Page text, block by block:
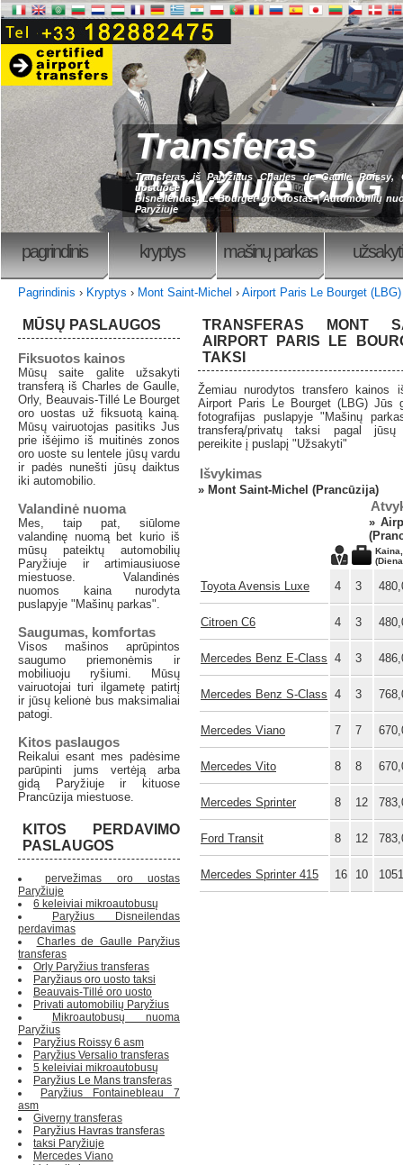
Transferas
Paryžiuje CDG
Transferas iš Paryžiaus Charles de Gaulle Roissy,
uostuose
Disneilendas, Le Bourget oro uostas | Automobilių
Paryžiuje
pagrindinis kryptys mašinų parkas užsakyti
Pagrindinis › Kryptys › Mont Saint-Michel › Airport Paris Le Bourget (LBG)
TRANSFERAS MONT
AIRPORT PARIS LE
TAKSI
Žemiau nurodytos transfero kainos
Airport Paris Le Bourget (LBG) Jūs
fotografijas puslapyje "Mašinų
transferą/privatų taksi pagal jūsų
pereikite į puslapį "Užsakyti"
Išvykimas
» Mont Saint-Michel (Prancūzija)
»
Toyota Avensis Luxe 4 3
Citroen C6 4 3
Mercedes Benz E-Class 4 3
Mercedes Benz S-Class 4 3
Mercedes Viano 7 7
Mercedes Vito 8 8
Mercedes Sprinter 8 12
Ford Transit 8 12
Mercedes Sprinter 415 16 10
MŪSŲ PASLAUGOS
Fiksuotos kainos
Mūsų saite galite užsakyti
transferą iš Charles de Gaulle,
Orly, Beauvais-Tillé Le Bourget
oro uostas už fiksuotą kainą.
Mūsų vairuotojas pasitiks Jus
prie išėjimo iš muitinės zonos
oro uoste su lentele jūsų vardu
ir padės nunešti jūsų daiktus
iki automobilio.
Valandinė nuoma
Mes, taip pat, siūlome
valandinę nuomą bet kurio iš
mūsų pateiktų automobilių
Paryžiuje ir artimiausiuose
miestuose. Valandinės
nuomos kaina nurodyta
puslapyje "Mašinų parkas".
Saugumas, komfortas
Visos mašinos aprūpintos
saugumo priemonėmis ir
mobiliuoju ryšiumi. Mūsų
vairuotojai turi ilgametę patirtį
ir jūsų kelionė bus maksimaliai
patogi.
Kitos paslaugos
Reikalui esant mes padėsime
parūpinti jums vertėją arba
gidą Paryžiuje ir kituose
Prancūzija miestuose.
KITOS PERDAVIMO
PASLAUGOS
pervežimas oro uostas
Paryžiuje
6 keleiviai mikroautobusų
Paryžius Disneilendas
perdavimas
Charles de Gaulle Paryžius
transferas
Orly Paryžius transferas
Paryžiaus oro uosto taksi
Beauvais-Tillé oro uosto
Privati ​​automobilių Paryžius
Mikroautobusų nuoma
Paryžius
Paryžius Roissy 6 asm
Paryžius Versalio transferas
5 keleiviai mikroautobusų
Paryžius Le Mans transferas
Paryžius Fontainebleau 7
asm
Giverny transferas
Paryžius Havras transferas
taksi Paryžiuje
Mercedes Viano